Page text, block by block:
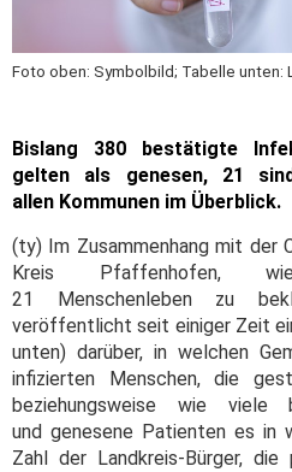
Foto oben: Symbolbild; Tabelle unten:
Bislang 380 bestätigte
gelten als genesen, 21
allen Kommunen im Überblick.
(ty) Im Zusammenhang mit der
Kreis Pfaffenhofen,
21 Menschenleben zu
veröffentlicht seit einiger Zeit
unten) darüber, in welchen
infizierten Menschen, die
beziehungsweise wie viele
und genesene Patienten es in
Zahl der Landkreis-Bürger,